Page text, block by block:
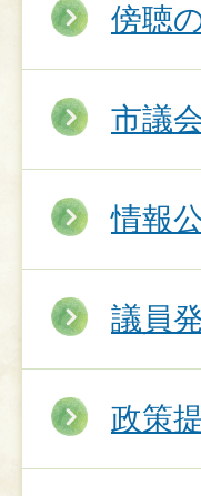
傍聴
市議
情報
議員
政策